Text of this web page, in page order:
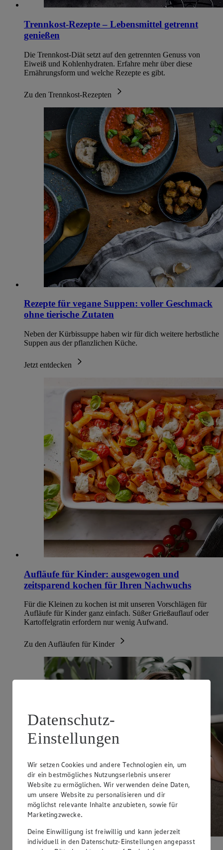
Trennkost-Rezepte – Lebensmittel getrennt
genießen
Die Trennkost-Diät setzt auf den getrennten Genuss von
Eiweiß und Kohlenhydraten. Erfahre mehr über diese
Ernährungsform und welche Rezepte es gibt.
Zu den Trennkost-Rezepten
Rezepte für vegane Suppen: voller Geschmack
ohne tierische Zutaten
Neben der Kürbissuppe haben wir für dich weitere herbstliche
Suppen aus der pflanzlichen Küche.
Jetzt entdecken
Aufläufe für Kinder: ausgewogen und
zeitsparend kochen für Ihren Nachwuchs
Für die Kleinen zu kochen ist mit unseren Vorschlägen für
Aufläufe für Kinder ganz einfach. Süßer Grießauflauf oder
Kartoffelgratin erfordern nur wenig Aufwand.
Zu den Aufläufen für Kinder
Datenschutz-
Einstellungen
Wir setzen Cookies und andere Technologien ein, um
dir ein bestmögliches Nutzungserlebnis unserer
Website zu ermöglichen. Wir verwenden deine Daten,
um unsere Website zu personalisieren und dir
möglichst relevante Inhalte anzubieten, sowie für
Marketingzwecke.
Deine Einwilligung ist freiwillig und kann jederzeit
individuell in den Datenschutz-Einstellungen angepasst